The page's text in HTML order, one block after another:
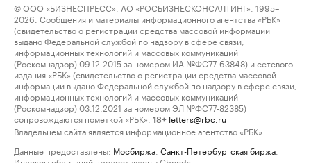
© ООО «БИЗНЕСПРЕСС», АО «РОСБИЗНЕСКОНСАЛТИНГ», 1995–
2026. Сообщения и материалы информационного агентства «РБК»
(свидетельство о регистрации средства массовой информации
выдано Федеральной службой по надзору в сфере связи,
информационных технологий и массовых коммуникаций
(Роскомнадзор) 09.12.2015 за номером ИА №ФС77-63848) и сетевого
издания «РБК» (свидетельство о регистрации средства массовой
информации выдано Федеральной службой по надзору в сфере связи,
информационных технологий и массовых коммуникаций
(Роскомнадзор) 03.12.2021 за номером ЭЛ №ФС77-82385)
сопровождаются пометкой «РБК».
18+ letters@rbc.ru
Владельцем сайта является информационное агентство «РБК».
Данные предоставлены: Мосбиржа Санкт-Петербургская биржа